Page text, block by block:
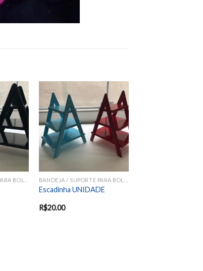
Add to
wishlist
Add to
wishlist
Escadinha UNIDADE
R$20.00